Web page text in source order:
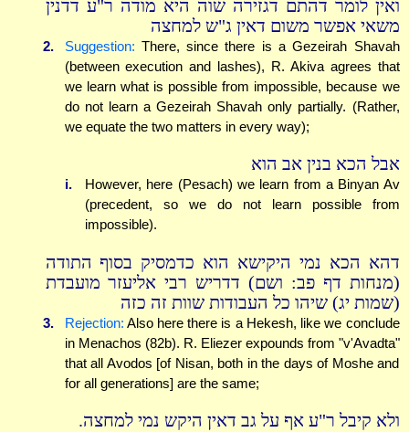
ואין לומר דהתם דגזירה שוה היא מודה ר"ע דדנין
משאי אפשר משום דאין ג"ש למחצה
2. Suggestion: There, since there is a Gezeirah Shavah
(between execution and lashes), R. Akiva agrees that
we learn what is possible from impossible, because we
do not learn a Gezeirah Shavah only partially. (Rather,
we equate the two matters in every way);
אבל הכא בנין אב הוא
i.
However, here (Pesach) we learn from a Binyan Av
(precedent, so we do not learn possible from
impossible).
דהא הכא נמי היקישא הוא כדמסיק בסוף התודה
(מנחות דף פב: ושם) דדריש רבי אליעזר מועבדת
(שמות יג) שיהו כל העבודות שוות זה כזה
3. Rejection: Also here there is a Hekesh, like we conclude
in Menachos (82b). R. Eliezer expounds from "v'Avadta"
that all Avodos [of Nisan, both in the days of Moshe and
for all generations] are the same;
ולא קיבל ר"ע אף על גב דאין היקש נמי למחצה.